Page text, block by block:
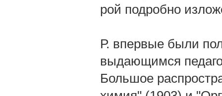
рой подробно
Р. впервые были
выдающимся
Большое